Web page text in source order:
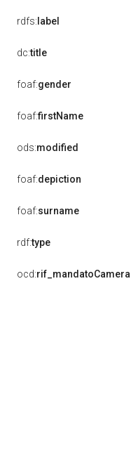
rdfs: label
dc:title
foaf:gender
foaf:firstName
ods:modified
foaf:depiction
foaf:surname
rdf:type
ocd:rif_mandatoCamera